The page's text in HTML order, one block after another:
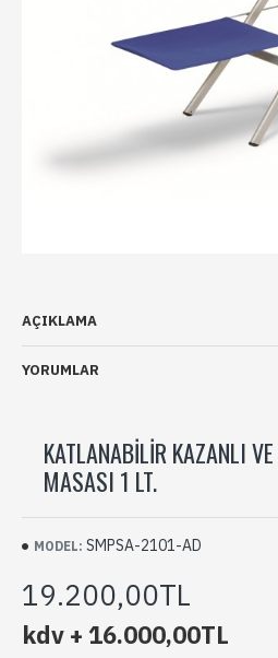
AÇIKLAMA
YORUMLAR
KATLANABILIR KAZANLI
MASASI 1 LT.
MODEL: SMPSA-2101-AD
19.200,00TL
kdv + 16.000,00TL